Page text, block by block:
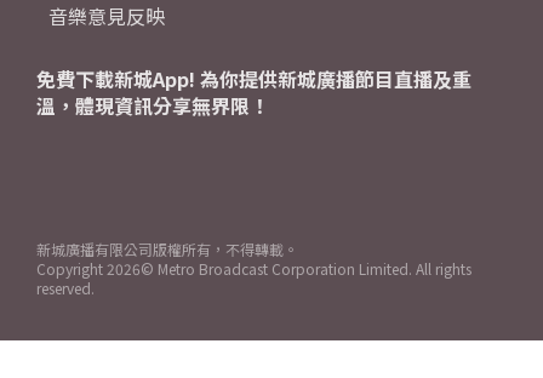
音樂意見反映
免費下載新城App! 為你提供新城廣播節目直播及重
溫，體現資訊分享無界限！
新城廣播有限公司版權所有，不得轉載。
Copyright 2026© Metro Broadcast Corporation Limited. All rights
reserved.